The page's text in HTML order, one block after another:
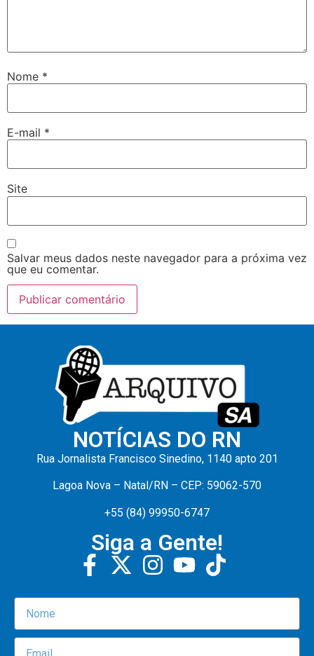
Nome *
E-mail *
Site
Salvar meus dados neste navegador para a próxima vez
que eu comentar.
NOTÍCIAS DO RN
Rua Jornalista Francisco Sinedino, 1140 apto 201
Lagoa Nova – Natal/RN – CEP: 59062-570
+55 (84) 99950-6747
Siga a Gente!